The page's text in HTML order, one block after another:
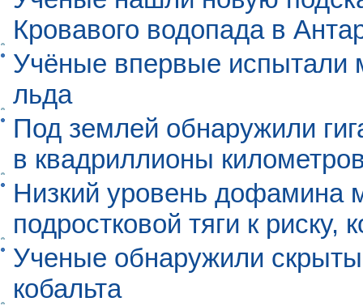
Кровавого водопада в
Учёные впервые испытали
льда
Под землей обнаружили
в квадриллионы
Низкий уровень дофамина
подростковой тяги к риску,
Ученые обнаружили
кобальта